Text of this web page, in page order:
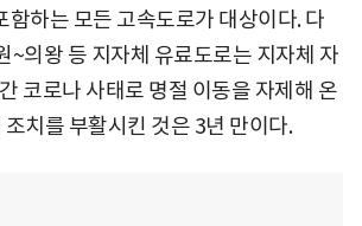
함하는 모든 고속도로가 대상이다. 다
~의왕 등 지자체 유료도로는 지자체 자
코로나 사태로 명절 이동을 자제해 온
치를 부활시킨 것은 3년 만이다.